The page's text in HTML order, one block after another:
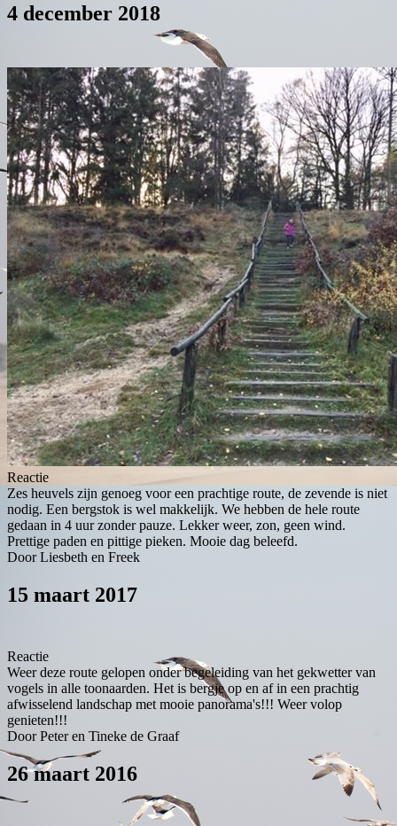
4 december 2018
Reactie
Zes heuvels zijn genoeg voor een prachtige route, de zevende is niet
nodig. Een bergstok is wel makkelijk. We hebben de hele route
gedaan in 4 uur zonder pauze. Lekker weer, zon, geen wind.
Prettige paden en pittige pieken. Mooie dag beleefd.
Door Liesbeth en Freek
15 maart 2017
Reactie
Weer deze route gelopen onder begeleiding van het gekwetter van
vogels in alle toonaarden. Het is bergje op en af in een prachtig
afwisselend landschap met mooie panorama's!!! Weer volop
genieten!!!
Door Peter en Tineke de Graaf
26 maart 2016